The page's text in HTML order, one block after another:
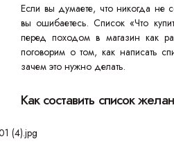
Если вы думаете, что никогда не
вы ошибаетесь. Список «Что
перед походом в магазин как
поговорим о том, как написать
зачем это нужно делать.
Как составить список